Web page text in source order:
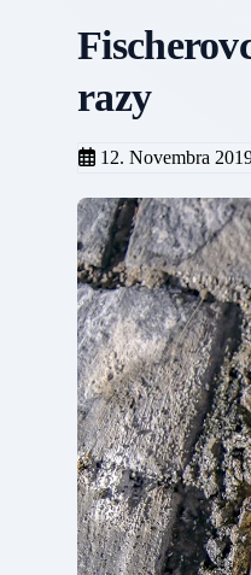
razy
12. Novembra